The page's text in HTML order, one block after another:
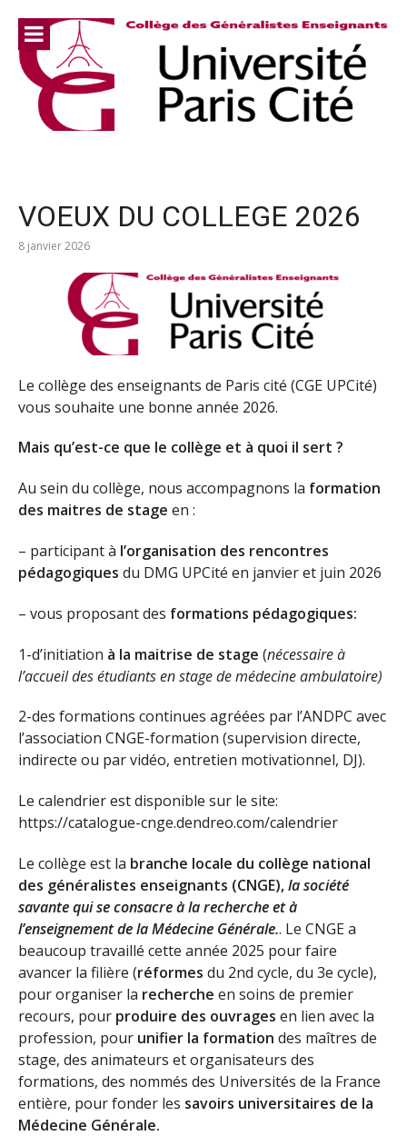
contenu
VOEUX DU COLLEGE 2026
8 janvier 2026
Le collège des enseignants de Paris cité (CGE UPCité)
vous souhaite une bonne année 2026.
Mais qu’est-ce que le collège et à quoi il sert ?
Au sein du collège, nous accompagnons la formation
des maitres de stage en :
– participant à l’organisation des rencontres
pédagogiques du DMG UPCité en janvier et juin 2026
– vous proposant des formations pédagogiques:
1-d’initiation à la maitrise de stage (nécessaire à
l’accueil des étudiants en stage de médecine ambulatoire)
2-des formations continues agréées par l’ANDPC avec
l’association CNGE-formation (supervision directe,
indirecte ou par vidéo, entretien motivationnel, DJ).
Le calendrier est disponible sur le site:
https://catalogue-cnge.dendreo.com/calendrier
Le collège est la branche locale du collège national
des généralistes enseignants (CNGE),la société
savante qui se consacre à la recherche et à
l’enseignement de la Médecine Générale.. Le CNGE a
beaucoup travaillé cette année 2025 pour faire
avancer la filière (réformes du 2nd cycle, du 3e cycle),
pour organiser la recherche en soins de premier
recours, pour produire des ouvrages en lien avec la
profession, pour unifier la formation des maîtres de
stage, des animateurs et organisateurs des
formations, des nommés des Universités de la France
entière, pour fonder les savoirs universitaires de la
Médecine Générale.